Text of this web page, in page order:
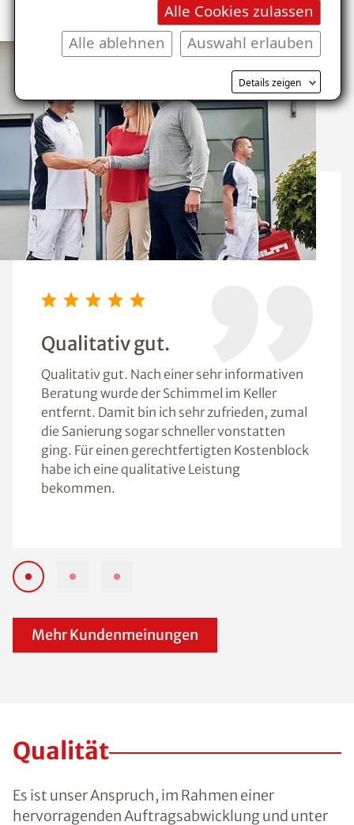
Alle Cookies zulassen
Auswahl erlauben
Alle ablehnen
Details zeigen
Qualitativ gut.
Qualitativ gut. Nach einer sehr informativen
Beratung wurde der Schimmel im Keller
entfernt. Damit bin ich sehr zufrieden, zumal
die Sanierung sogar schneller vonstatten
ging. Für einen gerechtfertigten Kostenblock
habe ich eine qualitative Leistung
bekommen.
Mehr Kundenmeinungen
Qualität
Es ist unser Anspruch, im Rahmen einer
hervorragenden Auftragsabwicklung und unter